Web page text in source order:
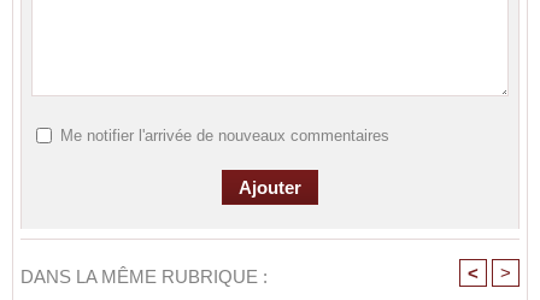
Me notifier l'arrivée de nouveaux commentaires
DANS LA MÊME RUBRIQUE : < >